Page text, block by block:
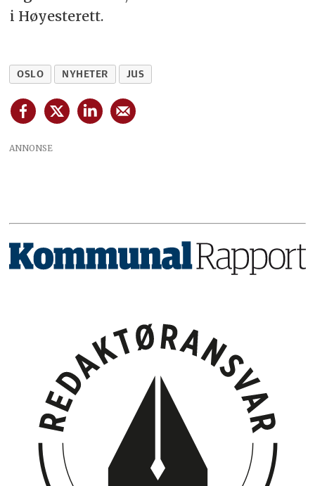
i Høyesterett.
OSLO NYHETER JUS
ANNONSE